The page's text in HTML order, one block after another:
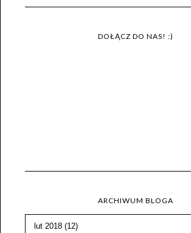
DOŁĄCZ DO NAS! :)
ARCHIWUM BLOGA